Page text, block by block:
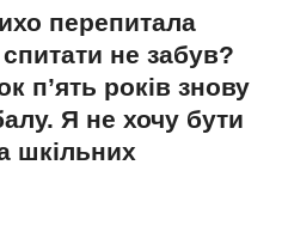
перепитала
не забув?
п’ять років знову
Я не хочу бути
шкільних